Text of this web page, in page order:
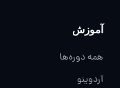
آموزش
همه دوره‌ها
آردوینو